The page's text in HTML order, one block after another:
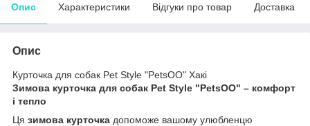
Опис Характеристики Відгуки про товар Доставка
Опис
Курточка для собак Pet Style "PetsOO" Хакі
Зимова курточка для собак Pet Style "PetsOO" – комфорт
і тепло
Ця зимова курточка допоможе вашому улюбленцю